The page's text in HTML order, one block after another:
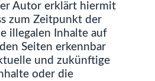
Autor erklärt hiermit
zum Zeitpunkt der
illegalen Inhalte auf
Seiten erkennbar
und zukünftige
oder die